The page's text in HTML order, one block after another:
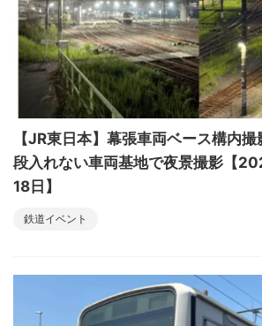
【JR東日本】幕張車両ベース構内
段入れない車両基地で夜景撮影【
18日】
鉄道イベント